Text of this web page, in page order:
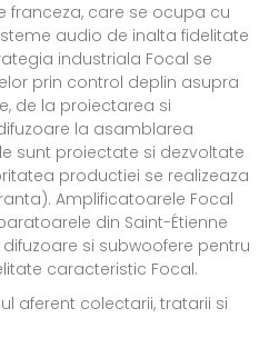
franceza, care se ocupa cu
audio de inalta fidelitate
industriala Focal se
prin control deplin asupra
de la proiectarea si
la asamblarea
sunt proiectate si dezvoltate
productiei se realizeaza
Amplificatoarele Focal
din Saint-Étienne
si subwoofere pentru
caracteristic Focal.
aferent colectarii, tratarii si